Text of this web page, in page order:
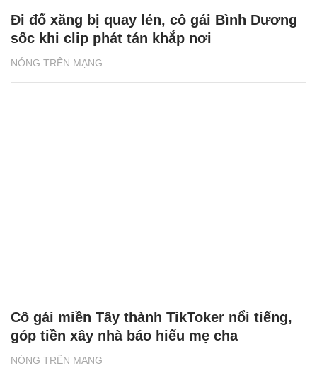
NÓNG TRÊN MẠNG
Đi đổ xăng bị quay lén, cô gái Bình Dương
sốc khi clip phát tán khắp nơi
NÓNG TRÊN MẠNG
Cô gái miền Tây thành TikToker nổi tiếng,
góp tiền xây nhà báo hiếu mẹ cha